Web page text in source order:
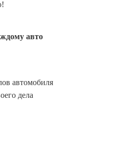
авто
автомобиля
дела